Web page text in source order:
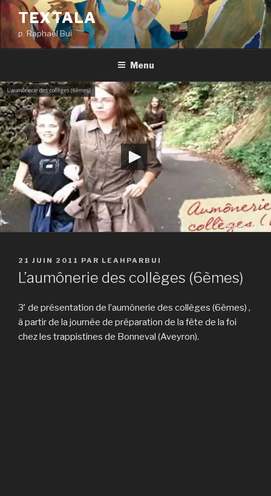
Aller
au
contenu
principal
TEXTALA
p. Raphaël Bui
Menu
PUBLIÉ
LE
21 JUIN 2011 PAR LEAHPARBUI
L’aumônerie des collèges (6èmes)
3′ de présentation de l’aumônerie des collèges (6èmes) ,
à partir de la journée de préparation de la fête de la foi
chez les trappistines de Bonneval (Aveyron).